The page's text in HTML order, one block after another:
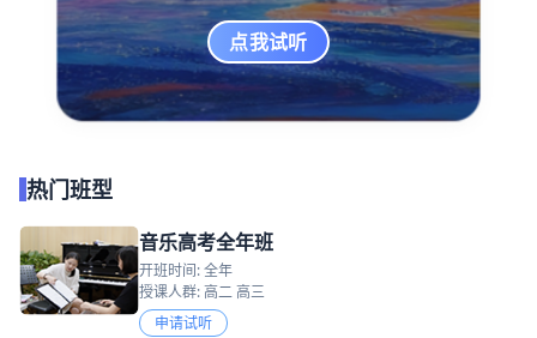
点我试听
热门班型
音乐高考全年班
开班时间: 全年
授课人群: 高二 高三
申请试听